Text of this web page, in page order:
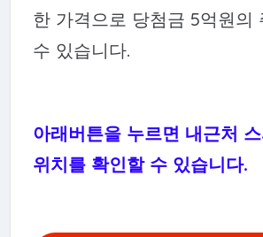
한 가격으로 당첨금 5억원의
수 있습니다.
아래버튼을 누르면 내근처
위치를 확인할 수 있습니다.